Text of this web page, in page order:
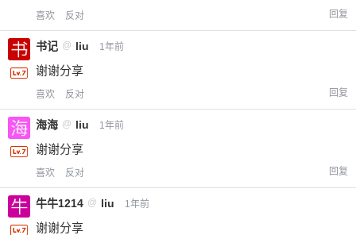
喜欢 反对 回复
书记 @ liu 1年前
谢谢分享
喜欢 反对 回复
海海 @ liu 1年前
谢谢分享
喜欢 反对 回复
牛牛1214 @ liu 1年前
谢谢分享